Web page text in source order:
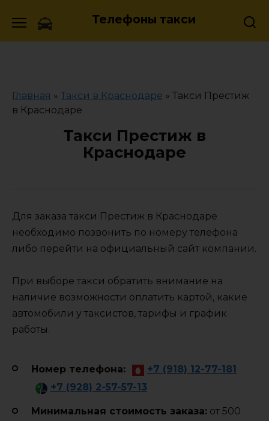
Телефоны такси
Главная » Такси в Краснодаре » Такси Престиж
в Краснодаре
Такси Престиж в
Краснодаре
Для заказа такси Престиж в Краснодаре
необходимо позвонить по номеру телефона
либо перейти на официальный сайт компании.
При выборе такси обратить внимание на
наличие возможности оплатить картой, какие
автомобили у таксистов, тарифы и график
работы.
Номер телефона:
+7 (918) 12-77-181
+7 (928) 2-57-57-13
Минимальная стоимость заказа: от 500